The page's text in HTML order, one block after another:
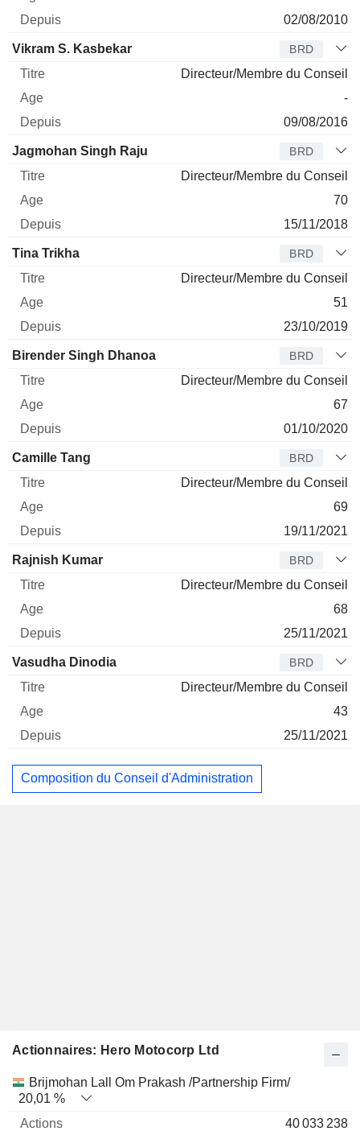
02/08/2010
Vikram S. Kasbekar BRD
Directeur/Membre du Conseil
-
09/08/2016
Jagmohan Singh Raju BRD
Directeur/Membre du Conseil
70
15/11/2018
Tina Trikha BRD
Directeur/Membre du Conseil
51
23/10/2019
Birender Singh Dhanoa BRD
Directeur/Membre du Conseil
67
01/10/2020
Camille Tang BRD
Directeur/Membre du Conseil
69
19/11/2021
Rajnish Kumar BRD
Directeur/Membre du Conseil
68
25/11/2021
Vasudha Dinodia BRD
Directeur/Membre du Conseil
43
25/11/2021
Composition du Conseil d'Administration
Actionnaires: Hero Motocorp Ltd
Nom Actions % Valorisation
Brijmohan Lall Om Prakash /Partnership Firm/
20,01 %
40 033 238